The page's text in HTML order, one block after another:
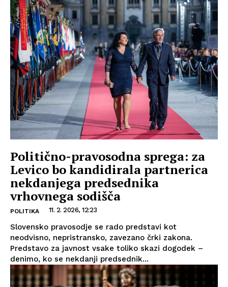
Politično-pravosodna sprega: za
Levico bo kandidirala partnerica
nekdanjega predsednika
vrhovnega sodišča
POLITIKA 11. 2. 2026, 12:23
Slovensko pravosodje se rado predstavi kot
neodvisno, nepristransko, zavezano črki zakona.
Predstavo za javnost vsake toliko skazi dogodek –
denimo, ko se nekdanji predsednik...